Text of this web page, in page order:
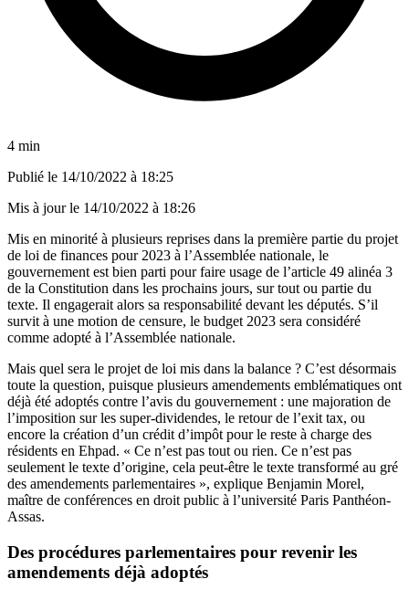
4 min
Publié le 14/10/2022 à 18:25
Mis à jour le 14/10/2022 à 18:26
Mis en minorité à plusieurs reprises dans la première partie du projet
de loi de finances pour 2023 à l’Assemblée nationale, le
gouvernement est bien parti pour faire usage de l’article 49 alinéa 3
de la Constitution dans les prochains jours, sur tout ou partie du
texte. Il engagerait alors sa responsabilité devant les députés. S’il
survit à une motion de censure, le budget 2023 sera considéré
comme adopté à l’Assemblée nationale.
Mais quel sera le projet de loi mis dans la balance ? C’est désormais
toute la question, puisque plusieurs amendements emblématiques ont
déjà été adoptés contre l’avis du gouvernement : une majoration de
l’imposition sur les super-dividendes, le retour de l’exit tax, ou
encore la création d’un crédit d’impôt pour le reste à charge des
résidents en Ehpad. « Ce n’est pas tout ou rien. Ce n’est pas
seulement le texte d’origine, cela peut-être le texte transformé au gré
des amendements parlementaires », explique Benjamin Morel,
maître de conférences en droit public à l’université Paris Panthéon-
Assas.
Des procédures parlementaires pour revenir les
amendements déjà adoptés